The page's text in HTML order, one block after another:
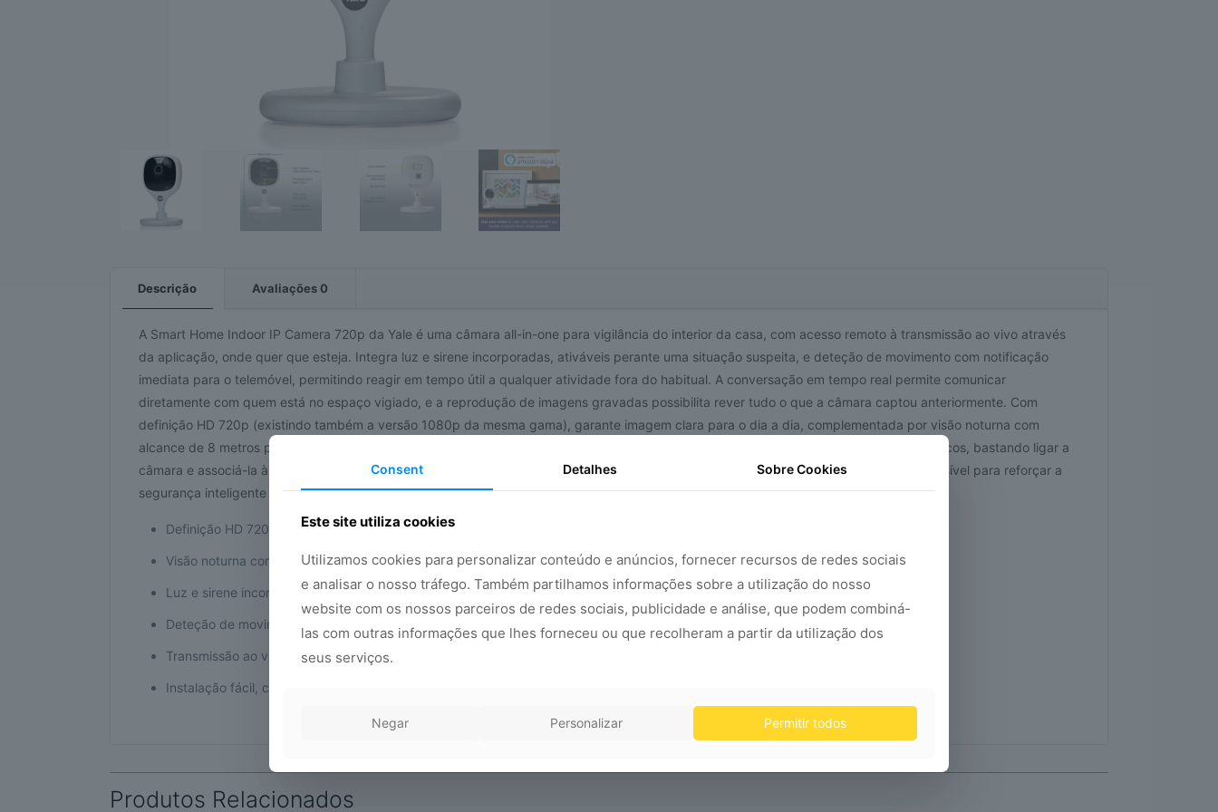
Descrição Avaliações 0
A Smart Home Indoor IP Camera 720p da Yale é uma câmara all-in-one para vigilância do interior da casa, com acesso remoto à transmissão ao vivo através
da aplicação, onde quer que esteja. Integra luz e sirene incorporadas, ativáveis perante uma situação suspeita, e deteção de movimento com notificação
imediata para o telemóvel, permitindo reagir em tempo útil a qualquer atividade fora do habitual. A conversação em tempo real permite comunicar
diretamente com quem está no espaço vigiado, e a reprodução de imagens gravadas possibilita rever tudo o que a câmara captou anteriormente. Com
definição HD 720p (existindo também a versão 1080p da mesma gama), garante imagem clara para o dia a dia, complementada por visão noturna com
alcance de 8 metros para manter a vigilância ativa mesmo às escuras. A instalação é simples, sem necessidade de conhecimentos técnicos, bastando ligar a
câmara e associá-la à aplicação Yale Home para começar a receber alertas e imagens em poucos minutos, tornando-a uma opção acessível para reforçar a
segurança inteligente do dia a dia.
Definição HD 720p (câmara também disponível em versão 1080p)
Visão noturna com alcance de 8 metros
Luz e sirene incorporadas
Deteção de movimento com notificação e reprodução de imagens gravadas
Transmissão ao vivo e conversação em tempo real
Instalação fácil, controlo total via aplicação
Produtos Relacionados
Consent Detalhes Sobre Cookies
Este site utiliza cookies
Utilizamos cookies para personalizar conteúdo e anúncios, fornecer recursos de redes sociais
e analisar o nosso tráfego. Também partilhamos informações sobre a utilização do nosso
website com os nossos parceiros de redes sociais, publicidade e análise, que podem combiná-
las com outras informações que lhes forneceu ou que recolheram a partir da utilização dos
seus serviços.
Negar Personalizar Permitir todos